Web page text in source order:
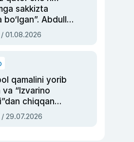
sakkizta
bo‘lgan”. Abdulla
siyosiy
asrab
01.08.2026
qamalini yorib
va “Izvarino
chiqqan
— Ukraina
bosh
/ 29.07.2026